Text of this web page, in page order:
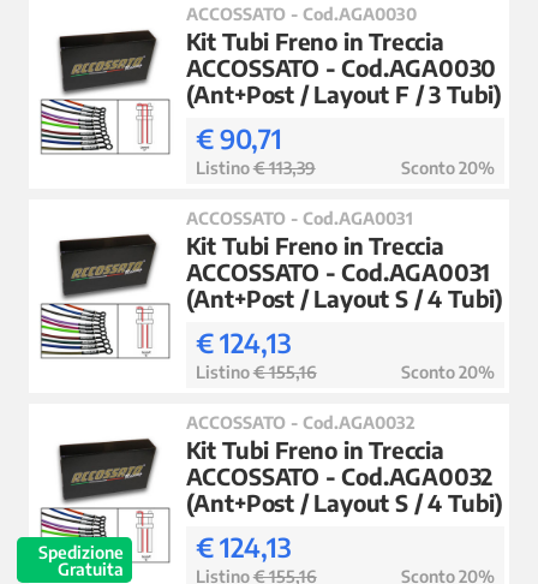
ACCOSSATO - Cod.AGA0030
Kit Tubi Freno in Treccia
ACCOSSATO - Cod.AGA0030
(Ant+Post / Layout F / 3 Tubi)
€ 90,71
Listino€ 113,39 Sconto 20%
ACCOSSATO - Cod.AGA0031
Kit Tubi Freno in Treccia
ACCOSSATO - Cod.AGA0031
(Ant+Post / Layout S / 4 Tubi)
€ 124,13
Listino€ 155,16 Sconto 20%
Spedizione
Gratuita
ACCOSSATO - Cod.AGA0032
Kit Tubi Freno in Treccia
ACCOSSATO - Cod.AGA0032
(Ant+Post / Layout S / 4 Tubi)
€ 124,13
Listino€ 155,16 Sconto 20%